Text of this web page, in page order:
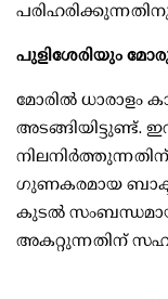
പുളിശേരിയും
മോരില്‍ ധാരാളം
അടങ്ങിയിട്ടുണ്ട്.
ഗുണകരമായ
കുടല്‍
അകറ്റുന്നതിന്